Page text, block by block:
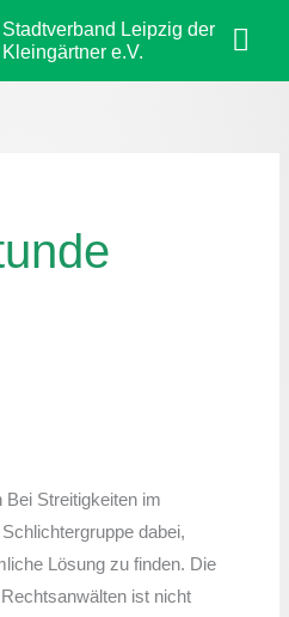
Stadtverband Leipzig der
Kleingärtner e.V.
Streitigkeiten im
dabei,
Lösung zu finden. Die
ist nicht